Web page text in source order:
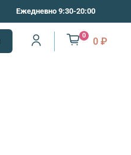
Ежедневно 9:30-20:00
0
0 ₽